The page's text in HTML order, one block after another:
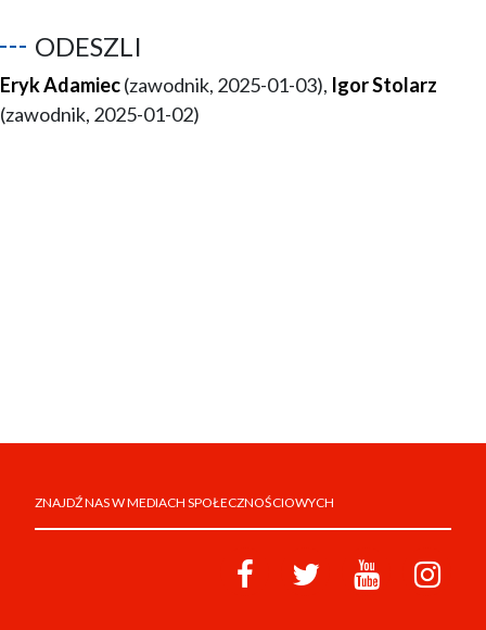
ODESZLI
Eryk Adamiec(zawodnik, 2025-01-03), Igor Stolarz
(zawodnik, 2025-01-02)
ZNAJDŹ NAS W MEDIACH SPOŁECZNOŚCIOWYCH